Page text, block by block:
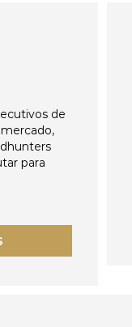
de
para